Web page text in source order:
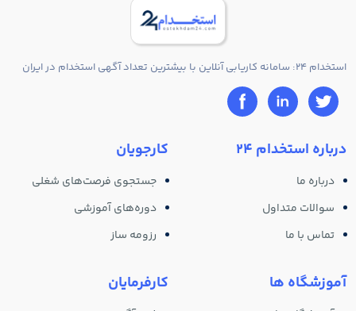
استخدام 24: سامانه کاریابی آنلاین با بیشترین تعداد آگهی استخدام در ایران
درباره استخدام 24
درباره ما
سوالات متداول
تماس با ما
آموزشگاه ها
کارجویان
جستجوی فرصت‌های شغلی
دوره‌های آموزشی
رزومه ساز
کارفرمایان